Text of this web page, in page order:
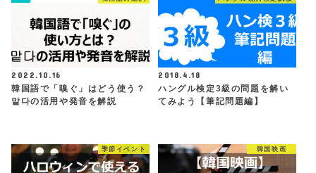
2022.10.16
韓国語で「嗅ぐ」はどう使う？
맡다の活用や発音を解説
2018.4.18
ハングル検定3級の問題を解い
てみよう【筆記問題編】
季節イベント 韓国映画